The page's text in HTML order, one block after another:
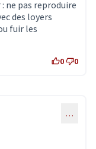
ne pas reproduire
des loyers
fuir les
0 0
…